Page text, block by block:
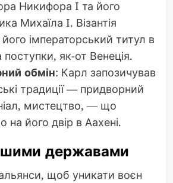
Никифора I та його
Михаїла I. Візантія
імператорський титул в
поступки, як-от Венеція.
обмін: Карл запозичував
традиції — придворний
мистецтво, — що
на його двір в Аахені.
державами
щоб уникати воєн